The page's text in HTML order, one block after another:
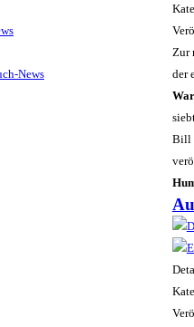
News
Zur
der
Bill